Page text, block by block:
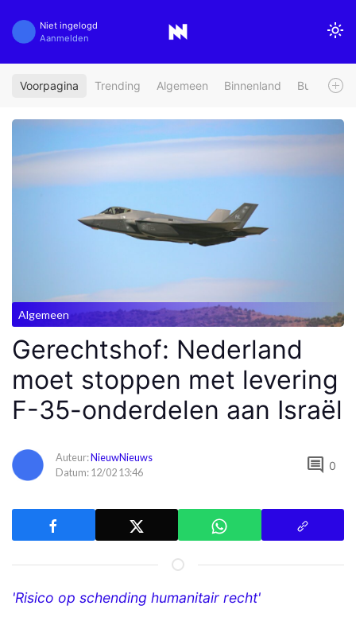
Niet ingelogd
Aanmelden
Voorpagina Trending Algemeen Binnenland Buitenland
Algemeen
Gerechtshof: Nederland
moet stoppen met levering
F-35-onderdelen aan Israël
Auteur:NieuwNieuws
Datum: 12/02 13:46
comment 0
'Risico op schending humanitair recht'